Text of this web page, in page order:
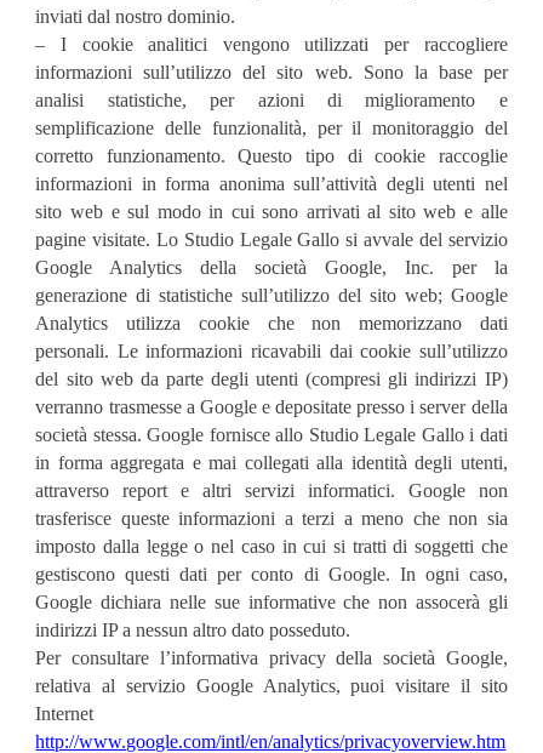
inviati dal nostro dominio.
– I cookie analitici vengono utilizzati per raccogliere
informazioni sull’utilizzo del sito web. Sono la base per
analisi statistiche, per azioni di miglioramento e
semplificazione delle funzionalità, per il monitoraggio del
corretto funzionamento. Questo tipo di cookie raccoglie
informazioni in forma anonima sull’attività degli utenti nel
sito web e sul modo in cui sono arrivati al sito web e alle
pagine visitate. Lo Studio Legale Gallo si avvale del servizio
Google Analytics della società Google, Inc. per la
generazione di statistiche sull’utilizzo del sito web; Google
Analytics utilizza cookie che non memorizzano dati
personali. Le informazioni ricavabili dai cookie sull’utilizzo
del sito web da parte degli utenti (compresi gli indirizzi IP)
verranno trasmesse a Google e depositate presso i server della
società stessa. Google fornisce allo Studio Legale Gallo i dati
in forma aggregata e mai collegati alla identità degli utenti,
attraverso report e altri servizi informatici. Google non
trasferisce queste informazioni a terzi a meno che non sia
imposto dalla legge o nel caso in cui si tratti di soggetti che
gestiscono questi dati per conto di Google. In ogni caso,
Google dichiara nelle sue informative che non assocerà gli
indirizzi IP a nessun altro dato posseduto.
Per consultare l’informativa privacy della società Google,
relativa al servizio Google Analytics, puoi visitare il sito
Internet
http://www.google.com/intl/en/analytics/privacyoverview.htm